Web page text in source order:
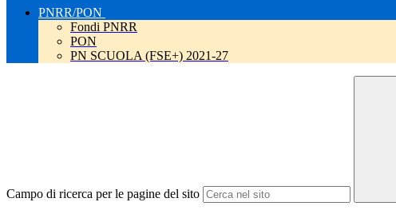
PNRR/PON
Fondi PNRR
PON
PN SCUOLA (FSE+) 2021-27
Campo di ricerca per le pagine del sito